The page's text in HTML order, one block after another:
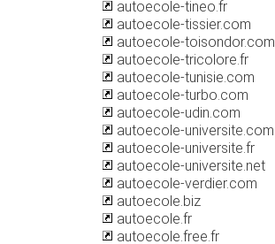
autoecole-tineo.fr
autoecole-tissier.com
autoecole-toisondor.com
autoecole-tricolore.fr
autoecole-tunisie.com
autoecole-turbo.com
autoecole-udin.com
autoecole-universite.com
autoecole-universite.fr
autoecole-universite.net
autoecole-verdier.com
autoecole.biz
autoecole.fr
autoecole.free.fr